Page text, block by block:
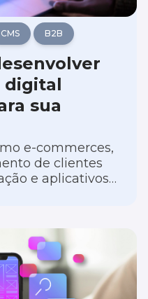
CMS B2B
digital
sua
e-commerces,
de clientes
e aplicativos
sobre a